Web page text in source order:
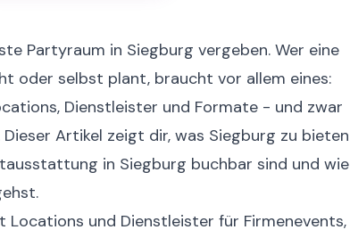
Partyraum in Siegburg vergeben. Wer eine
oder selbst plant, braucht vor allem eines:
Dienstleister und Formate - und zwar
Artikel zeigt dir, was Siegburg zu bieten
in Siegburg buchbar sind und wie
Locations und Dienstleister für Firmenevents,